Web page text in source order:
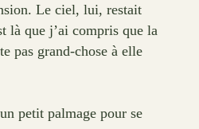
Le ciel, lui, restait
là que j’ai compris que la
pas grand-chose à elle
petit palmage pour se